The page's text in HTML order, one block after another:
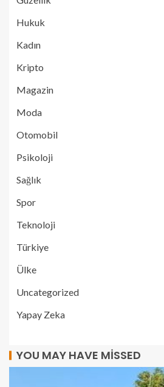
Hukuk
Kadın
Kripto
Magazin
Moda
Otomobil
Psikoloji
Sağlık
Spor
Teknoloji
Türkiye
Ülke
Uncategorized
Yapay Zeka
YOU MAY HAVE MISSED